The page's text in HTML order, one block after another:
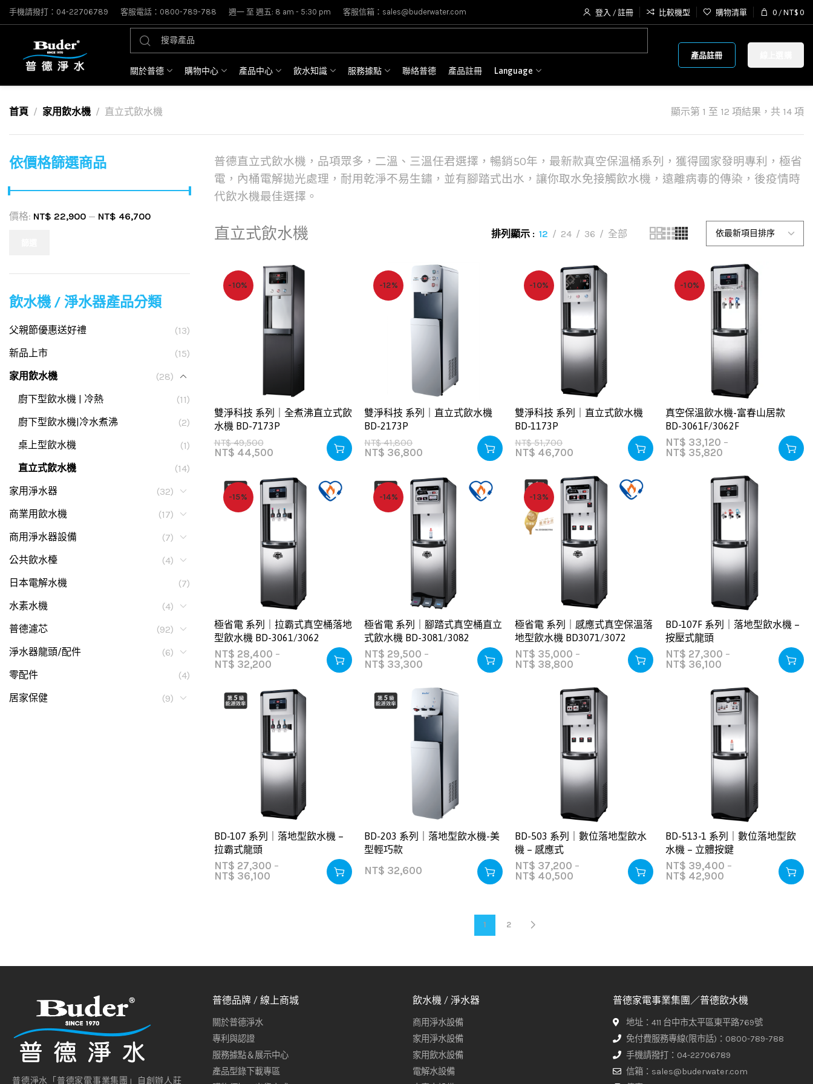
手機請撥打：04-22706789 客服電話：0800-789-788 週一 至 週五: 8 am - 5:30 pm 客服信箱：sales@buderwater.com 登入 / 註冊 比較機型 購物清單 0 / NT$ 0
關於普德 購物中心 產品中心 飲水知識 服務據點 聯絡普德 產品註冊 Language
產品註冊
首頁 家用飲水機 直立式飲水機 顯示第 1 至 12 項結果，共 14 項
依價格篩選商品
價格: NT$ 22,900 — NT$ 46,700
飲水機 / 淨水器產品分類
父親節優惠送好禮
(13)
新品上市
(15)
家用飲水機
(28)
廚下型飲水機 | 冷熱
(11)
廚下型飲水機|冷水煮沸
(2)
桌上型飲水機
(1)
直立式飲水機
(14)
家用淨水器
(32)
商業用飲水機
(17)
商用淨水器設備
(7)
公共飲水檯
(4)
日本電解水機
(7)
水素水機
(4)
普德濾芯
(92)
淨水器龍頭/配件
(6)
零配件
(4)
居家保健
(9)
普德直立式飲水機，品項眾多，二溫、三溫任君選擇，暢銷50年，最新款真空保溫桶系列，獲得國家發明專利，極省
電，內桶電解拋光處理，耐用乾淨不易生鏽，並有腳踏式出水，讓你取水免接觸飲水機，遠離病毒的傳染，後疫情時
代飲水機最佳選擇。
直立式飲水機 排列顯示 12 24 36 全部
-10%
雙淨科技 系列｜全煮沸直立式飲
水機 BD-7173P
NT$49,500
NT$ 44,500
-12%
雙淨科技 系列｜直立式飲水機
BD-2173P
NT$41,800
NT$ 36,800
-10%
雙淨科技 系列｜直立式飲水機
BD-1173P
NT$51,700
NT$ 46,700
-10%
真空保溫飲水機-富春山居款
BD-3061F/3062F
NT$ 33,120 –
NT$ 35,820
-15%
極省電 系列｜拉霸式真空桶落地
型飲水機 BD-3061/3062
NT$ 28,400 –
NT$ 32,200
-14%
極省電 系列｜腳踏式真空桶直立
式飲水機 BD-3081/3082
NT$ 29,500 –
NT$ 33,300
-13%
極省電 系列｜感應式真空保溫落
地型飲水機 BD3071/3072
NT$ 35,000 –
NT$ 38,800
BD-107F 系列｜落地型飲水機 –
按壓式龍頭
NT$ 27,300 –
NT$ 36,100
BD-107 系列｜落地型飲水機 –
拉霸式龍頭
NT$ 27,300 –
NT$ 36,100
BD-203 系列｜落地型飲水機-美
型輕巧款
NT$ 32,600
BD-503 系列｜數位落地型飲水
機 – 感應式
NT$ 37,200 –
NT$ 40,500
BD-513-1 系列｜數位落地型飲
水機 – 立體按鍵
NT$ 39,400 –
NT$ 42,900
1 2
普德淨水「普德家電事業集團」自創辦人莊
普德品牌 / 線上商城
關於普德淨水
專利與認證
服務據點＆展示中心
產品型錄下載專區
飲水機 / 淨水器
商用淨水設備
家用淨水設備
家用飲水設備
電解水設備
普德家電事業集團／普德飲水機
地址：411 台中市太平區東平路769號
免付費服務專線(限市話)：0800-789-788
手機請撥打：04-22706789
信箱：sales@buderwater.com